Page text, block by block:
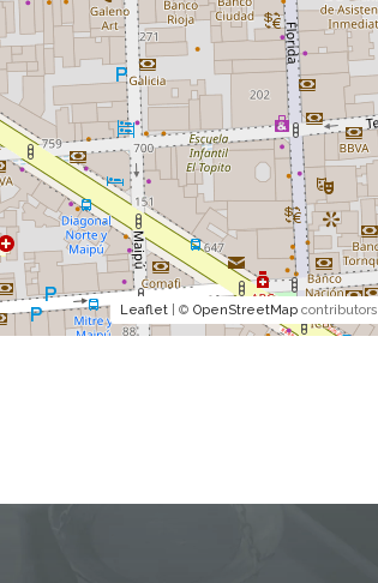
Leaflet | ©OpenStreetMap contributors